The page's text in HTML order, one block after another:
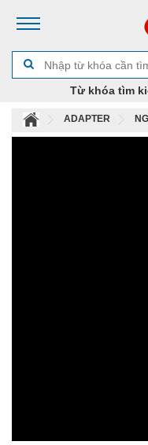
Từ khóa tìm
ADAPTER